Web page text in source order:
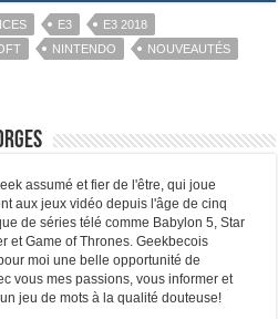
E3
E3 2018
NINTENDO
NOUVEAUTÉS
assumé et fier de l'être, qui joue
aux jeux vidéo depuis l'âge de cinq
de séries télé comme Babylon 5, Star
et Game of Thrones. Geekbecois
moi une belle opportunité de
vous mes passions, vous informer et
jeu de mots à la qualité douteuse!